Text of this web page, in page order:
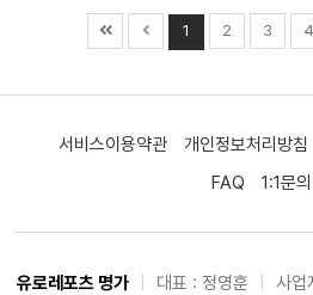
1 2 3 4
서비스이용약관 개인정보처리방침
FAQ
1:1문의
유로레포츠 명가 대표 : 정영훈
사